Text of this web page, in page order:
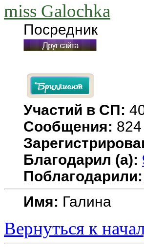
miss Galochka
Посредник
Участий в СП:
Сообщения: 824
Благодарил (а):
Поблагодарили:
Имя: Галина
Вернуться к